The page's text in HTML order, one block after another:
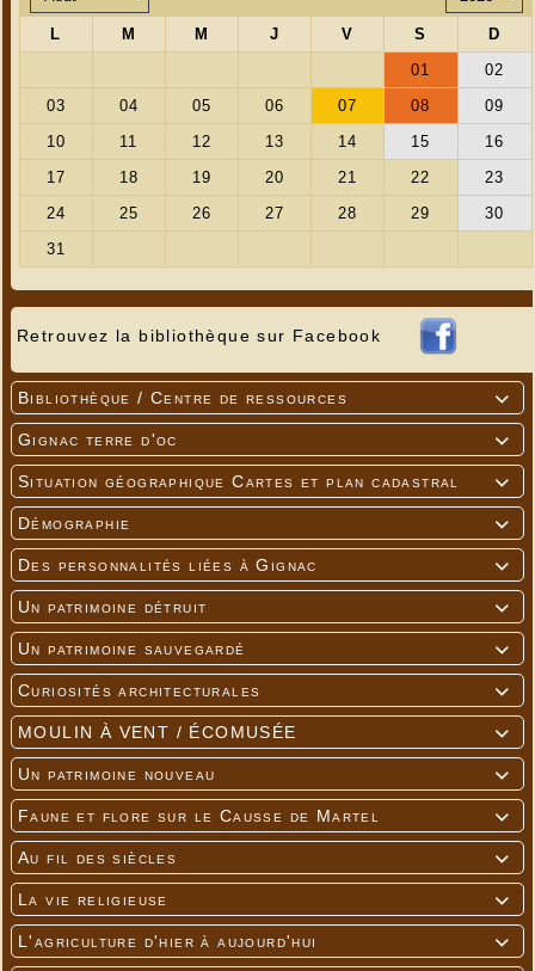
Retrouvez la bibliothèque sur Facebook

Bibliothèque / Centre de ressources

Gignac terre d'oc

Situation géographique Cartes et plan cadastral

Démographie

Des personnalités liées à Gignac

Un patrimoine détruit

Un patrimoine sauvegardé

Curiosités architecturales

MOULIN À VENT / ÉCOMUSÉE

Un patrimoine nouveau

Faune et flore sur le Causse de Martel

Au fil des siècles

La vie religieuse

L'agriculture d'hier à aujourd'hui